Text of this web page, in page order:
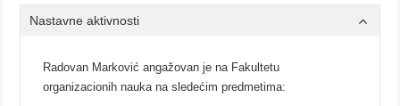
Nastavne aktivnosti
Radovan Marković angažovan je na Fakultetu
organizacionih nauka na sledećim predmetima: